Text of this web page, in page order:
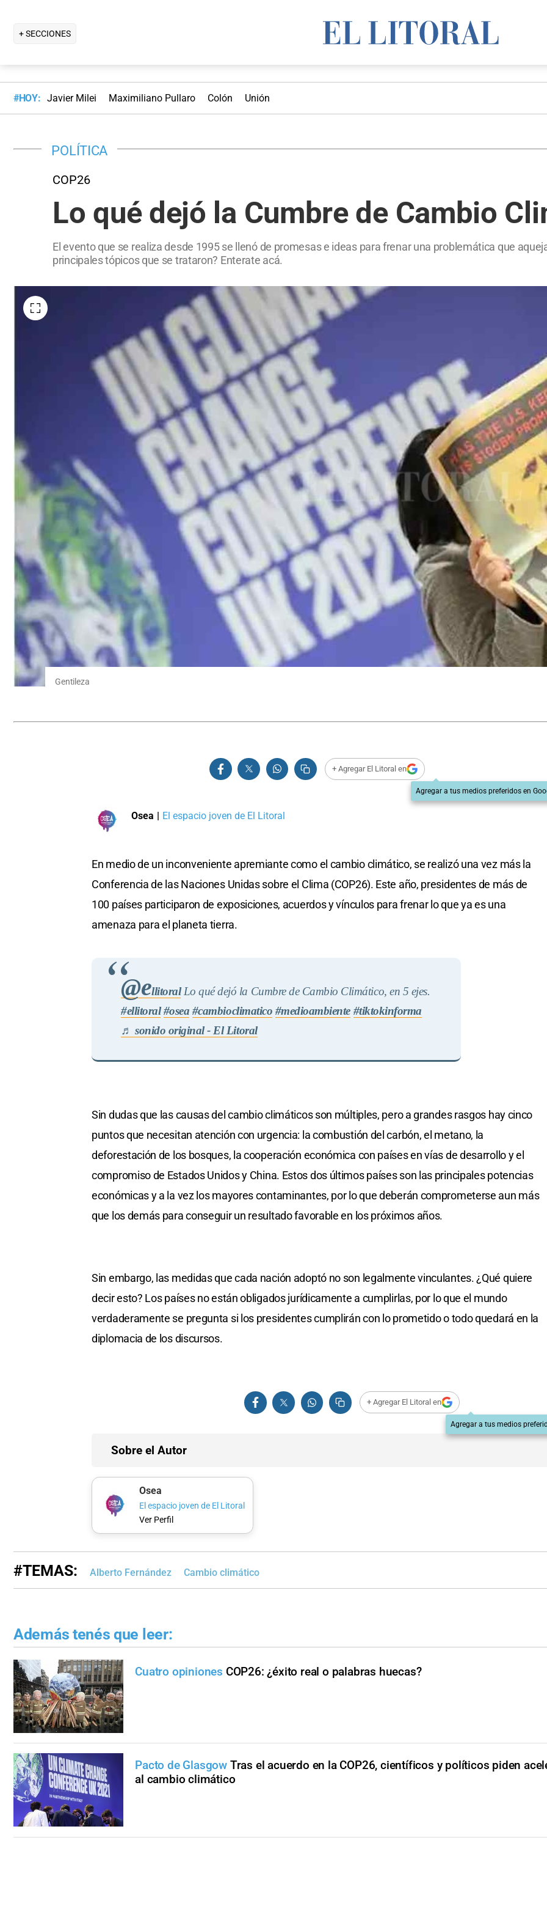
+ SECCIONES
#HOY: Javier Milei Maximiliano Pullaro Colón Unión
POLÍTICA
COP26
Lo qué dejó la Cumbre de Cambio
El evento que se realiza desde 1995 se llenó de promesas e ideas para frenar una problemática que
principales tópicos que se trataron? Enterate acá.
Gentileza
+ Agregar El Litoral en
Agregar a tus medios preferidos en
Osea | El espacio joven de El Litoral
En medio de un inconveniente apremiante como el cambio climático, se realizó una vez más la
Conferencia de las Naciones Unidas sobre el Clima (COP26). Este año, presidentes de más de
100 países participaron de exposiciones, acuerdos y vínculos para frenar lo que ya es una
amenaza para el planeta tierra.
@ellitoralLo qué dejó la Cumbre de Cambio Climático, en 5 ejes.
#ellitoral #osea #cambioclimatico #medioambiente #tiktokinforma
♬ sonido original - El Litoral
Sin dudas que las causas del cambio climáticos son múltiples, pero a grandes rasgos hay cinco
puntos que necesitan atención con urgencia: la combustión del carbón, el metano, la
deforestación de los bosques, la cooperación económica con países en vías de desarrollo y el
compromiso de Estados Unidos y China. Estos dos últimos países son las principales potencias
económicas y a la vez los mayores contaminantes, por lo que deberán comprometerse aun más
que los demás para conseguir un resultado favorable en los próximos años.
Sin embargo, las medidas que cada nación adoptó no son legalmente vinculantes. ¿Qué quiere
decir esto? Los países no están obligados jurídicamente a cumplirlas, por lo que el mundo
verdaderamente se pregunta si los presidentes cumplirán con lo prometido o todo quedará en la
diplomacia de los discursos.
+ Agregar El Litoral en
Agregar a tus medios
Sobre el Autor
Osea
El espacio joven de El Litoral
Ver Perfil
#TEMAS: Alberto Fernández Cambio climático
Además tenés que leer:
Cuatro opiniones COP26: ¿éxito real o palabras huecas?
Pacto de Glasgow Tras el acuerdo en la COP26, científicos y políticos piden
al cambio climático